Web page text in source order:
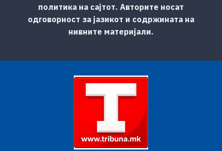
политика на сајтот. Авторите носат
одговорност за јазикот и содржината на
нивните материјали.